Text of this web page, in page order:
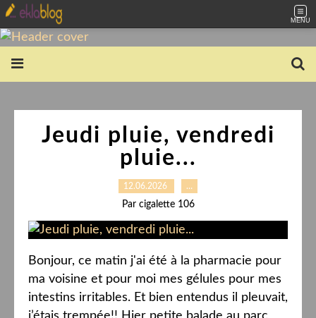
MENU
Jeudi pluie, vendredi
pluie...
12.06.2026 …
Par cigalette 106
Bonjour, ce matin j'ai été à la pharmacie pour
ma voisine et pour moi mes gélules pour mes
intestins irritables. Et bien entendus il pleuvait,